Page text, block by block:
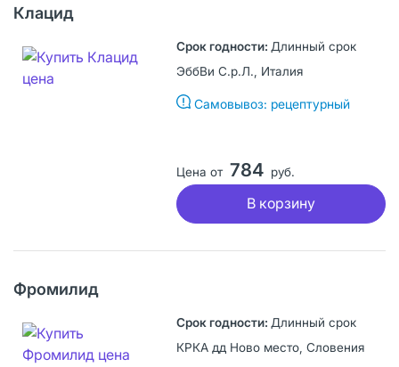
Клацид
Длинный срок
ЭббВи С.р.Л., Италия
Самовывоз: рецептурный
Цена от 784 руб.
В корзину
Фромилид
Длинный срок
КРКА дд Ново место, Словения